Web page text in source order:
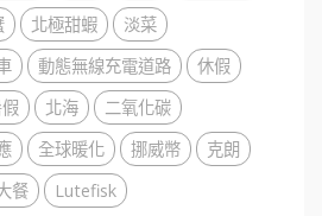
北極甜蝦
淡菜
動態無線充電道路
休假
北海
二氧化碳
全球暖化 挪威幣
克朗
餐 Lutefisk